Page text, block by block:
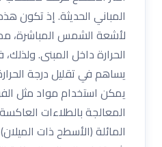
المباني الحديثة. إذ تكون
لأشعة الشمس المباشرة،
الحرارة داخل المبنى.
يساهم في تقليل درجة
يمكن استخدام مواد مثل
المائلة (الأسطح ذات